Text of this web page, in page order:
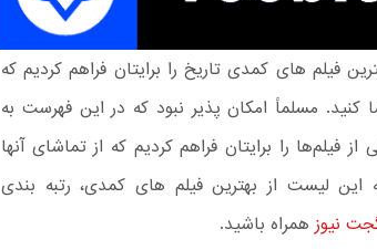
فیلم های کمدی تاریخ را برایتان فراهم کردیم که
کنید. مسلماً امکان‌ پذیر نبود که در این فهرست به
فیلم‌ها را برایتان فراهم کردیم که از تماشای آنها
این لیست از بهترین فیلم های کمدی، رتبه‌ بندی
نیوز همراه باشید.